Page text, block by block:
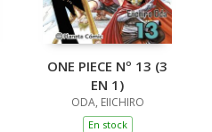
ONE PIECE Nº 13 (3
EN 1)
ODA, EIICHIRO
En stock